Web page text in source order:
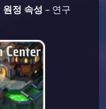
원정 속성 – 연구